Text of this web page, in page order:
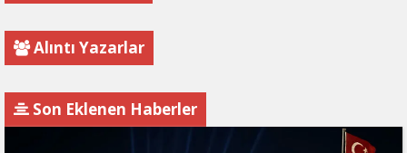
Alıntı Yazarlar
Son Eklenen Haberler